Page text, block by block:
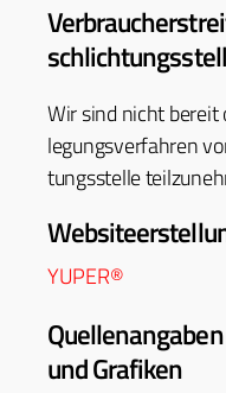
Wir sind nicht
le­gungsver­fahren
tungsstelle
YUPER®
und Grafiken